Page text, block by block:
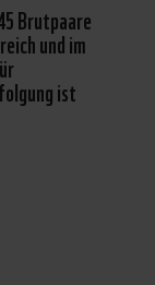
Brutpaare
und im
ist